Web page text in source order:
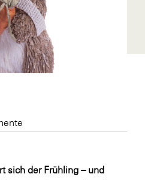
sich der Frühling – und